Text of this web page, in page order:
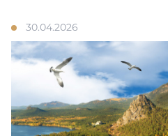
Жаңалықтар
Келушілерге
30.04.2026